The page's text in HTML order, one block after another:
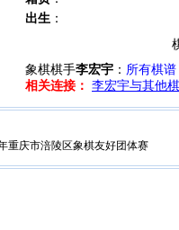
出生 ：
象棋棋手李宏宇 ： 所有棋谱
相关连接： 李宏宇与其他
重庆市涪陵区象棋友好团体赛